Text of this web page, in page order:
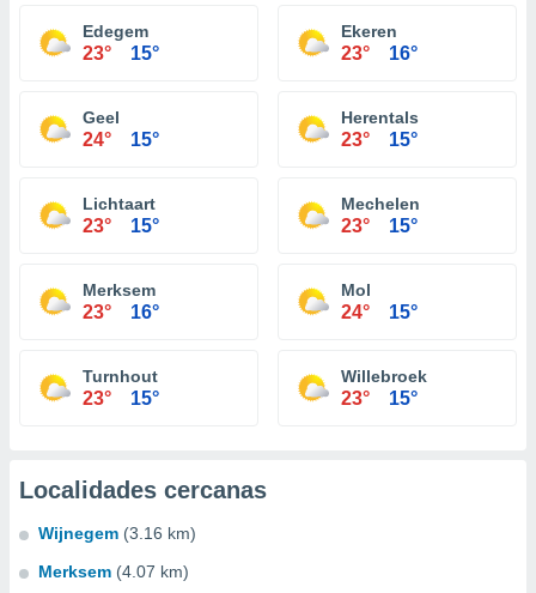
Edegem
23° 15°
Ekeren
23° 16°
Geel
24° 15°
Herentals
23° 15°
Lichtaart
23° 15°
Mechelen
23° 15°
Merksem
23° 16°
Mol
24° 15°
Turnhout
23° 15°
Willebroek
23° 15°
Localidades cercanas
Wijnegem (3.16 km)
Merksem (4.07 km)